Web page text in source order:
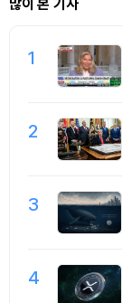
많이 본 기사
1
2
3
4